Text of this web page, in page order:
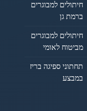
חיתולים למבוגרים
ברמת גן
חיתולים למבוגרים
מביטוח לאומי
תחתוני ספיגה בריז
במבצע